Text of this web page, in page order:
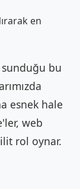
en
bu
esnek hale
web
rol oynar.